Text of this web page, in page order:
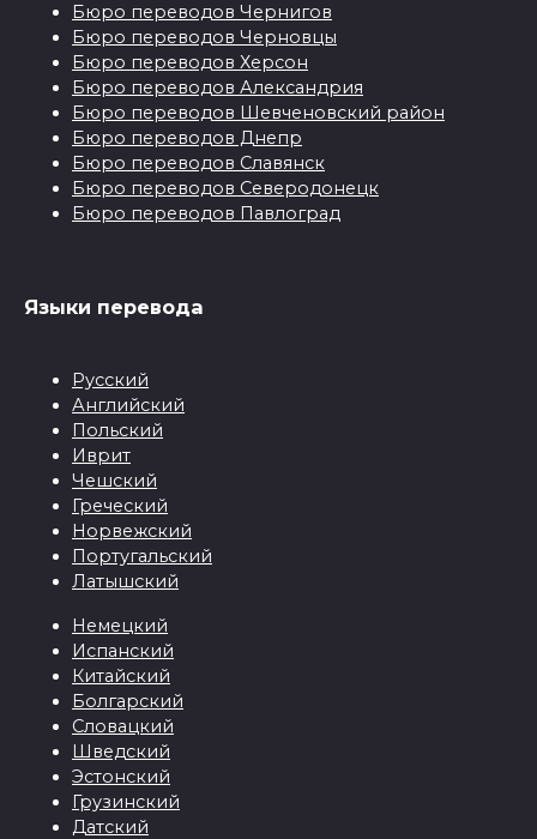
Бюро переводов Чернигов
Бюро переводов Черновцы
Бюро переводов Херсон
Бюро переводов Александрия
Бюро переводов Шевченовский район
Бюро переводов Днепр
Бюро переводов Славянск
Бюро переводов Северодонецк
Бюро переводов Павлоград
Языки перевода
Русский
Английский
Польский
Иврит
Чешский
Греческий
Норвежский
Португальский
Латышский
Немецкий
Испанский
Китайский
Болгарский
Словацкий
Шведский
Эстонский
Грузинский
Датский